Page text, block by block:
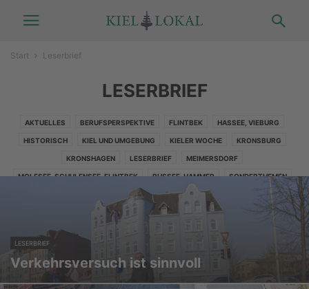
Start Leserbrief
LESERBRIEF
AKTUELLES BERUFSPERSPEKTIVE FLINTBEK HASSEE, VIEBURG
HISTORISCH KIEL UND UMGEBUNG KIELER WOCHE KRONSBURG
KRONSHAGEN LESERBRIEF MEIMERSDORF
MOLFSEE, SCHULENSEE, FLINTBEK RUSSEE, HAMMER SONDERTHEMEN
STELLENMARKT UMWELTSCHUTZ
WELLSEE
LESERBRIEF
Verkehrsversuch ist sinnvoll